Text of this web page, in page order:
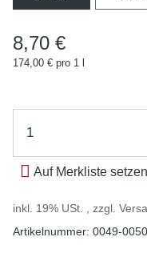
8,70 €
174,00 € pro 1 l
Auf Merkliste setzen
inkl. 19% USt. , zzgl.
Artikelnummer: 0049-0050